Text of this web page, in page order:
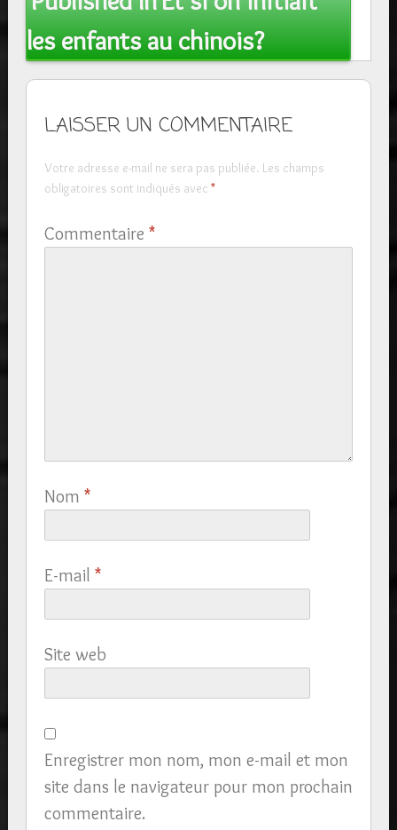
navigation
les enfants au chinois?
LAISSER UN COMMENTAIRE
Votre adresse e-mail ne sera pas publiée. Les champs
obligatoires sont indiqués avec *
Commentaire *
Nom *
E-mail *
Site web
Enregistrer mon nom, mon e-mail et mon
site dans le navigateur pour mon prochain
commentaire.